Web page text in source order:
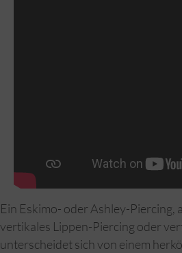
Ein Eskimo- oder Ashley-Piercing,
vertikales Lippen-Piercing oder
unterscheidet sich von einem